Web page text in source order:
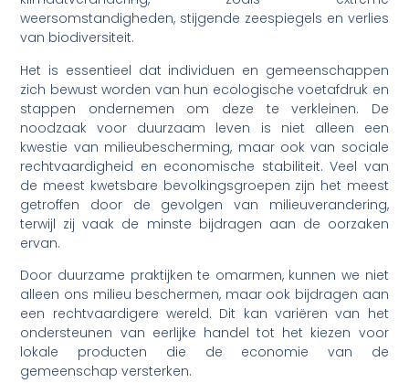
weersomstandigheden, stijgende zeespiegels en verlies
van biodiversiteit.
Het is essentieel dat individuen en gemeenschappen
zich bewust worden van hun ecologische voetafdruk en
stappen ondernemen om deze te verkleinen. De
noodzaak voor duurzaam leven is niet alleen een
kwestie van milieubescherming, maar ook van sociale
rechtvaardigheid en economische stabiliteit. Veel van
de meest kwetsbare bevolkingsgroepen zijn het meest
getroffen door de gevolgen van milieuverandering,
terwijl zij vaak de minste bijdragen aan de oorzaken
ervan.
Door duurzame praktijken te omarmen, kunnen we niet
alleen ons milieu beschermen, maar ook bijdragen aan
een rechtvaardigere wereld. Dit kan variëren van het
ondersteunen van eerlijke handel tot het kiezen voor
lokale producten die de economie van de
gemeenschap versterken.